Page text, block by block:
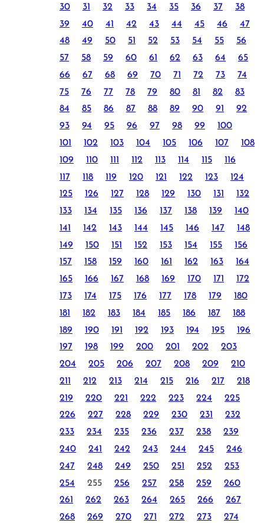
30
31 32 33 34 35 36 37
38
39
40 41 42 43 44 45 46
47
48
49 50 51 52 53 54 55
56
57
58 59 60 61 62 63 64
65
66
67 68 69 70 71 72 73
74
75
76 77 78 79 80 81 82
83
84
85 86 87 88 89 90 91
92
93
94 95 96 97 98 99
100
101
102 103 104 105 106 107
108
109
110 111 112 113 114 115
116
117
118 119 120 121 122 123
124
125
126 127 128 129 130 131
132
133
134 135 136 137 138 139
140
141
142 143 144 145 146 147
148
149
150 151 152 153 154 155
156
157
158 159 160 161 162 163
164
165
166 167 168 169 170 171
172
173
174 175 176 177 178 179
180
181
182 183 184 185 186 187
188
189
190 191 192 193 194 195
196
197
198 199 200 201 202
203
204
205 206 207 208 209
210
211
212 213 214 215 216 217
218
219
220 221 222 223 224
225
226
227 228 229 230 231
232
233
234 235 236 237 238
239
240
241 242 243 244 245
246
247
248 249 250 251 252
253
254
255 256 257 258 259
260
261
262 263 264 265 266
267
268
269 270 271 272 273
274